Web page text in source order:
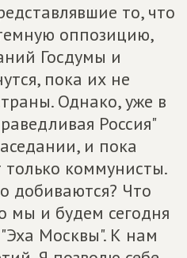
то, что
оппозицию,
Госдумы и
пока их не
Однако, уже в
Россия"
и пока
коммунисты.
добиваются? Что
мы и будем сегодня
Москвы". К нам